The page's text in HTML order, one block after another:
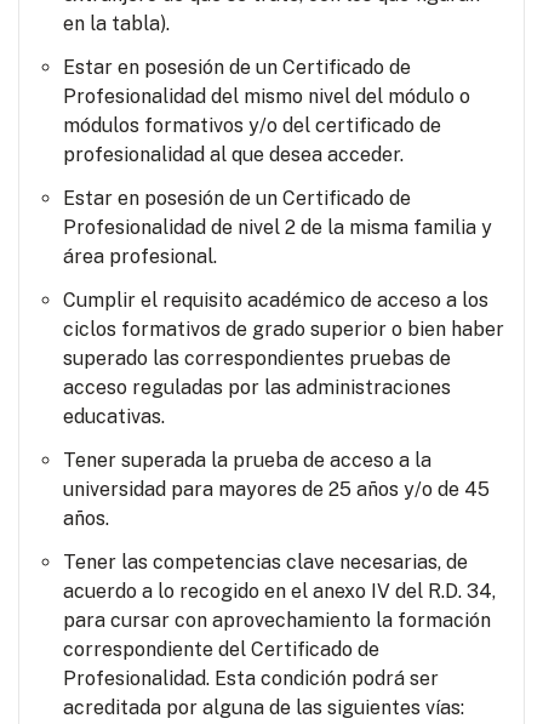
en la tabla).
Estar en posesión de un Certificado de
Profesionalidad del mismo nivel del módulo o
módulos formativos y/o del certificado de
profesionalidad al que desea acceder.
Estar en posesión de un Certificado de
Profesionalidad de nivel 2 de la misma familia y
área profesional.
Cumplir el requisito académico de acceso a los
ciclos formativos de grado superior o bien haber
superado las correspondientes pruebas de
acceso reguladas por las administraciones
educativas.
Tener superada la prueba de acceso a la
universidad para mayores de 25 años y/o de 45
años.
Tener las competencias clave necesarias, de
acuerdo a lo recogido en el anexo IV del R.D. 34,
para cursar con aprovechamiento la formación
correspondiente del Certificado de
Profesionalidad. Esta condición podrá ser
acreditada por alguna de las siguientes vías: